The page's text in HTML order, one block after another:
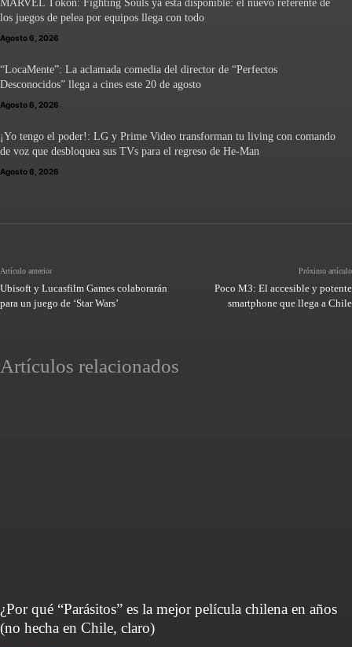
MARVEL Tōkon: Fighting Souls ya está disponible: el nuevo referente de
los juegos de pelea por equipos llega con todo
Agosto 6, 2026
“LocaMente”: La aclamada comedia del director de “Perfectos
Desconocidos” llega a cines este 20 de agosto
Agosto 6, 2026
¡Yo tengo el poder!: LG y Prime Video transforman tu living con comando
de voz que desbloquea sus TVs para el regreso de He-Man
Agosto 6, 2026
Artículo anterior
Ubisoft y Lucasfilm Games colaborarán
para un juego de ‘Star Wars’
Próximo artículo
Poco M3: El accesible y potente
smartphone que llega a Chile
Artículos relacionados
¿Por qué “Parásitos” es la mejor película chilena en años
(no hecha en Chile, claro)